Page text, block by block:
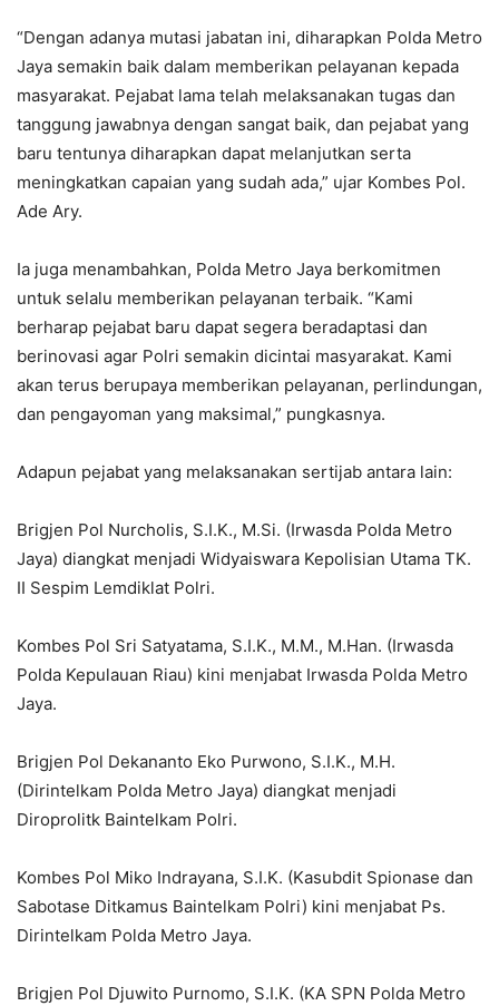
“Dengan adanya mutasi jabatan ini, diharapkan Polda Metro
Jaya semakin baik dalam memberikan pelayanan kepada
masyarakat. Pejabat lama telah melaksanakan tugas dan
tanggung jawabnya dengan sangat baik, dan pejabat yang
baru tentunya diharapkan dapat melanjutkan serta
meningkatkan capaian yang sudah ada,” ujar Kombes Pol.
Ade Ary.
Ia juga menambahkan, Polda Metro Jaya berkomitmen
untuk selalu memberikan pelayanan terbaik. “Kami
berharap pejabat baru dapat segera beradaptasi dan
berinovasi agar Polri semakin dicintai masyarakat. Kami
akan terus berupaya memberikan pelayanan, perlindungan,
dan pengayoman yang maksimal,” pungkasnya.
Adapun pejabat yang melaksanakan sertijab antara lain:
Brigjen Pol Nurcholis, S.I.K., M.Si. (Irwasda Polda Metro
Jaya) diangkat menjadi Widyaiswara Kepolisian Utama TK.
II Sespim Lemdiklat Polri.
Kombes Pol Sri Satyatama, S.I.K., M.M., M.Han. (Irwasda
Polda Kepulauan Riau) kini menjabat Irwasda Polda Metro
Jaya.
Brigjen Pol Dekananto Eko Purwono, S.I.K., M.H.
(Dirintelkam Polda Metro Jaya) diangkat menjadi
Diroprolitk Baintelkam Polri.
Kombes Pol Miko Indrayana, S.I.K. (Kasubdit Spionase dan
Sabotase Ditkamus Baintelkam Polri) kini menjabat Ps.
Dirintelkam Polda Metro Jaya.
Brigjen Pol Djuwito Purnomo, S.I.K. (KA SPN Polda Metro